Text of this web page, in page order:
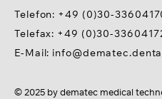
Telefon: +49 (0)30-
Telefax: +49 (0)30-
E-Mail:
© 2025 by dematec medical